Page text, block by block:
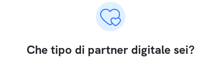
Che tipo di partner digitale sei?